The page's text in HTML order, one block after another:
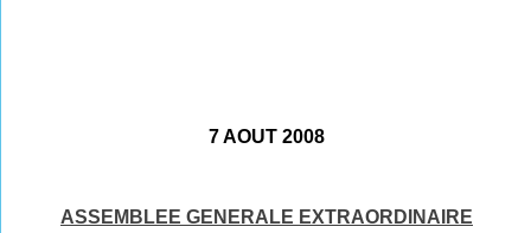
7 AOUT 2008
ASSEMBLEE GENERALE EXTRAORDINAIRE